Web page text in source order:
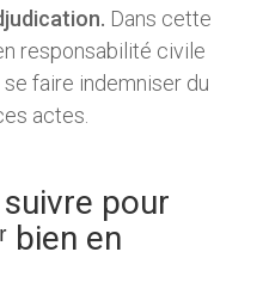
Dans cette
responsabilité civile
faire indemniser du
actes.
pour
bien en